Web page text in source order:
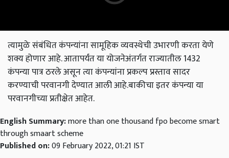
त्यामुळे संबंधित कंपन्यांना सामूहिक व्यवस्थेची उभारणी करता येणे
शक्य होणार आहे. आतापर्यंत या योजनेअंतर्गत राज्यातील 1432
कंपन्या पात्र ठरले असून त्या कंपन्यांना प्रकल्प प्रस्ताव सादर
करण्याची परवानगी देण्यात आली आहे.बाकीचा इतर कंपन्या या
परवानगीच्या प्रतीक्षेत आहेत.
English Summary:more than one thousand fpo become smart
through smaart scheme
Published on:09 February 2022, 01:21 IST